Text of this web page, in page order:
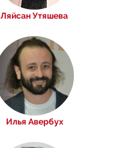
Ляйсан Утяшева
Илья Авербух